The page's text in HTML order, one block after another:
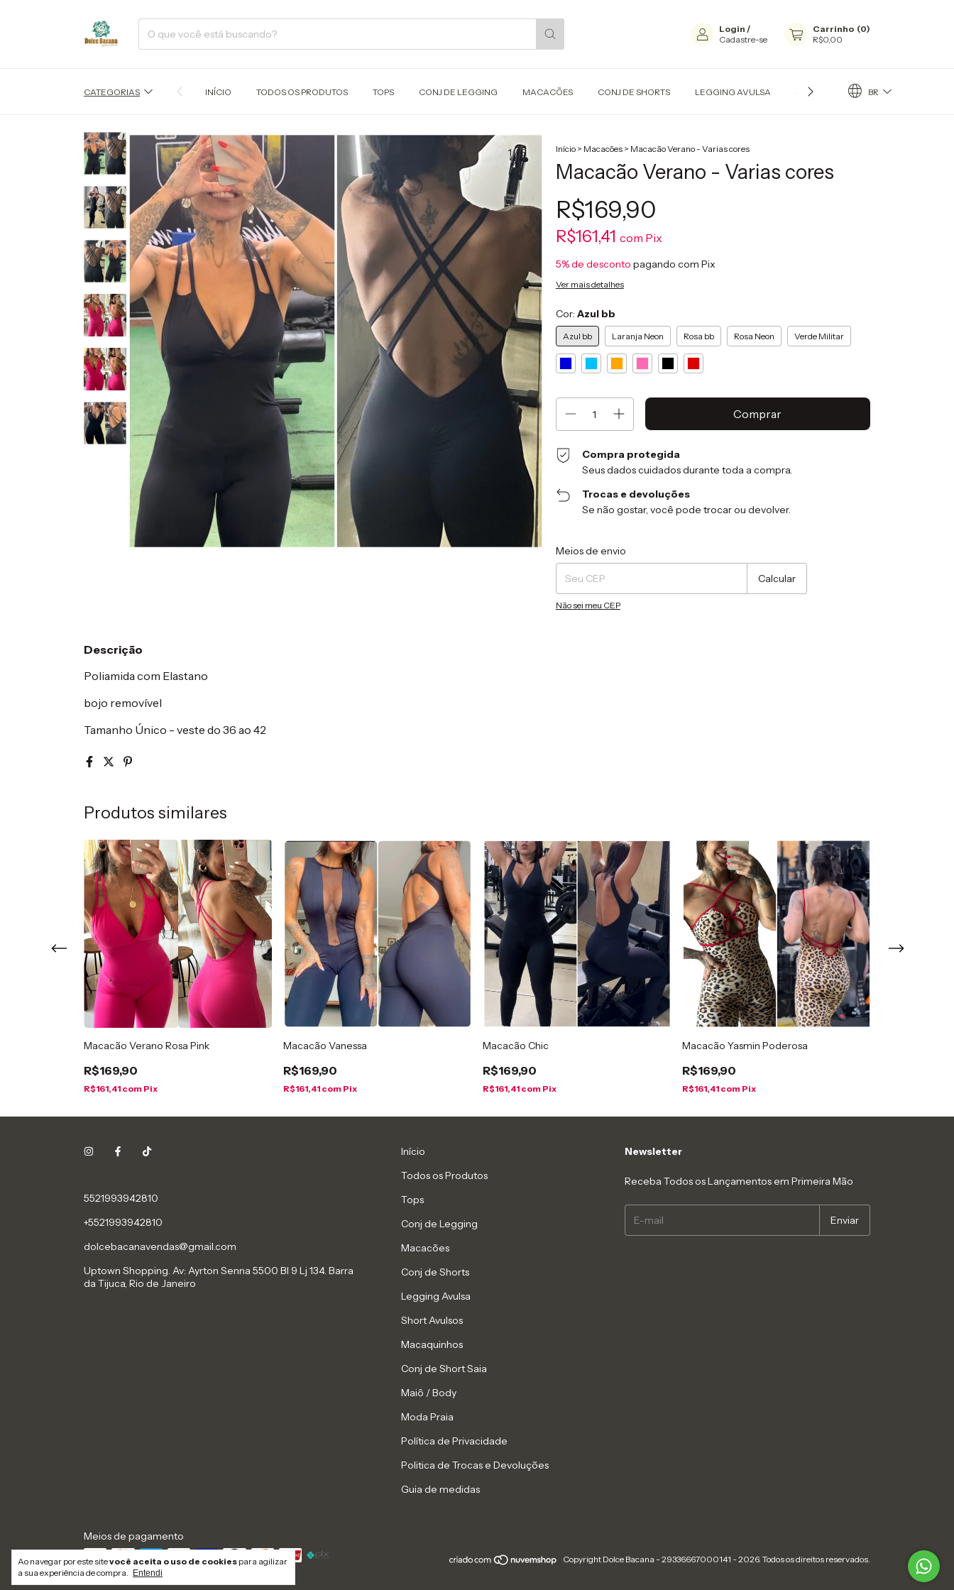
Login /
Cadastre-se
Carrinho (0)
R$0,00
CATEGORIAS INÍCIO TODOS OS PRODUTOS TOPS CONJ DE LEGGING MACACÕES CONJ DE SHORTS LEGGING AVULSA SHORT AVULSOS BR
Ao navegar por este sitevocê aceita o uso de cookies para agilizar
a sua experiência de compra.
Entendi
1/6 Início > Macacões > Macacão Verano - Varias cores
Macacão Verano - Varias cores
R$169,90
R$161,41 com Pix
5% de desconto pagando com Pix
Ver mais detalhes
Cor: Azul bb
Azul bb Laranja Neon Rosa bb Rosa Neon Verde Militar
Compra protegida
Seus dados cuidados durante toda a compra.
Trocas e devoluções
Se não gostar, você pode trocar ou devolver.
Entregas para o CEP:
Meios de envio
Calcular
Não sei meu CEP
Descrição
Poliamida com Elastano
bojo removível
Tamanho Único - veste do 36 ao 42
Produtos similares
Macacão Verano Rosa Pink
R$169,90
R$161,41 com Pix
Macacão Vanessa
R$169,90
R$161,41 com Pix
Macacão Chic
R$169,90
R$161,41 com Pix
Macacão Yasmin Poderosa
R$169,90
R$161,41 com Pix
5521993942810
+5521993942810
dolcebacanavendas@gmail.com
Uptown Shopping. Av: Ayrton Senna 5500 Bl 9 Lj 134. Barra
da Tijuca, Rio de Janeiro
Início
Todos os Produtos
Tops
Conj de Legging
Macacões
Conj de Shorts
Legging Avulsa
Short Avulsos
Macaquinhos
Conj de Short Saia
Maiô / Body
Moda Praia
Política de Privacidade
Politica de Trocas e Devoluções
Guia de medidas
Newsletter
Receba Todos os Lançamentos em Primeira Mão
Meios de pagamento
Copyright Dolce Bacana - 29336667000141 - 2026. Todos os direitos reservados.